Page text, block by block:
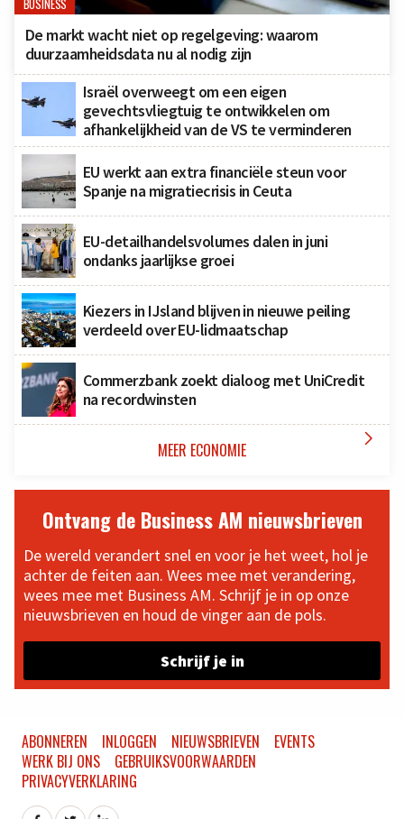
BUSINESS
De markt wacht niet op regelgeving: waarom
duurzaamheidsdata nu al nodig zijn
Israël overweegt om een eigen
gevechtsvliegtuig te ontwikkelen om
afhankelijkheid van de VS te verminderen
EU werkt aan extra financiële steun voor
Spanje na migratiecrisis in Ceuta
EU-detailhandelsvolumes dalen in juni
ondanks jaarlijkse groei
Kiezers in IJsland blijven in nieuwe peiling
verdeeld over EU-lidmaatschap
Commerzbank zoekt dialoog met UniCredit
na recordwinsten
MEER ECONOMIE 
Ontvang de Business AM nieuwsbrieven
De wereld verandert snel en voor je het weet, hol je
achter de feiten aan. Wees mee met verandering,
wees mee met Business AM. Schrijf je in op onze
nieuwsbrieven en houd de vinger aan de pols.
Schrijf je in
ABONNEREN INLOGGEN NIEUWSBRIEVEN
EVENTS
WERK BIJ ONS
GEBRUIKSVOORWAARDEN
PRIVACYVERKLARING